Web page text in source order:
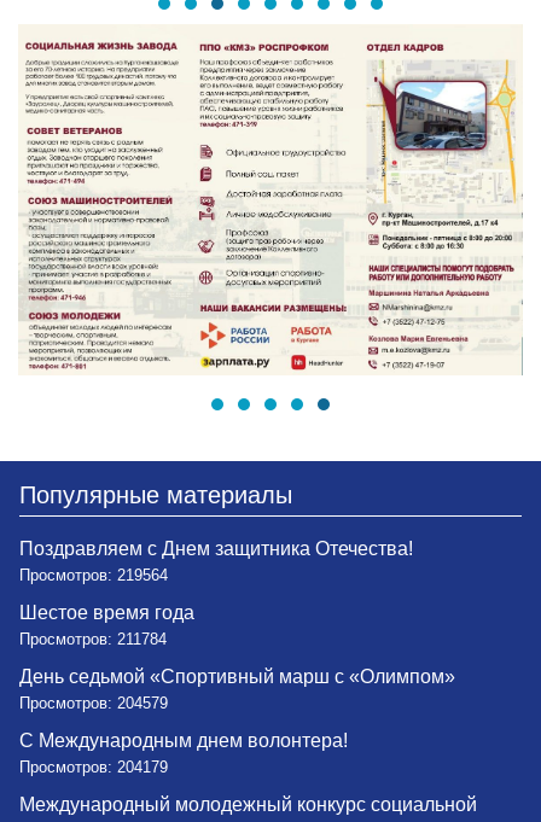
Популярные материалы
Поздравляем с Днем защитника Отечества!
Просмотров: 219564
Шестое время года
Просмотров: 211784
День седьмой «Спортивный марш с «Олимпом»
Просмотров: 204579
С Международным днем волонтера!
Просмотров: 204179
Международный молодежный конкурс социальной